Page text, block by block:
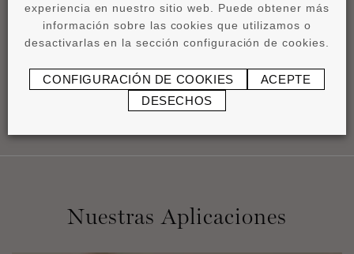
Ficha técnica
pdf 0,87 MB
Nuestras Aplicaciones
experiencia en nuestro sitio web. Puede obtener más
información sobre las cookies que utilizamos o
desactivarlas en la sección configuración de cookies.
CONFIGURACIÓN DE COOKIES
ACEPTE
DESECHOS